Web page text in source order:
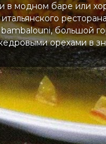
в модном баре или
большой
орехами в